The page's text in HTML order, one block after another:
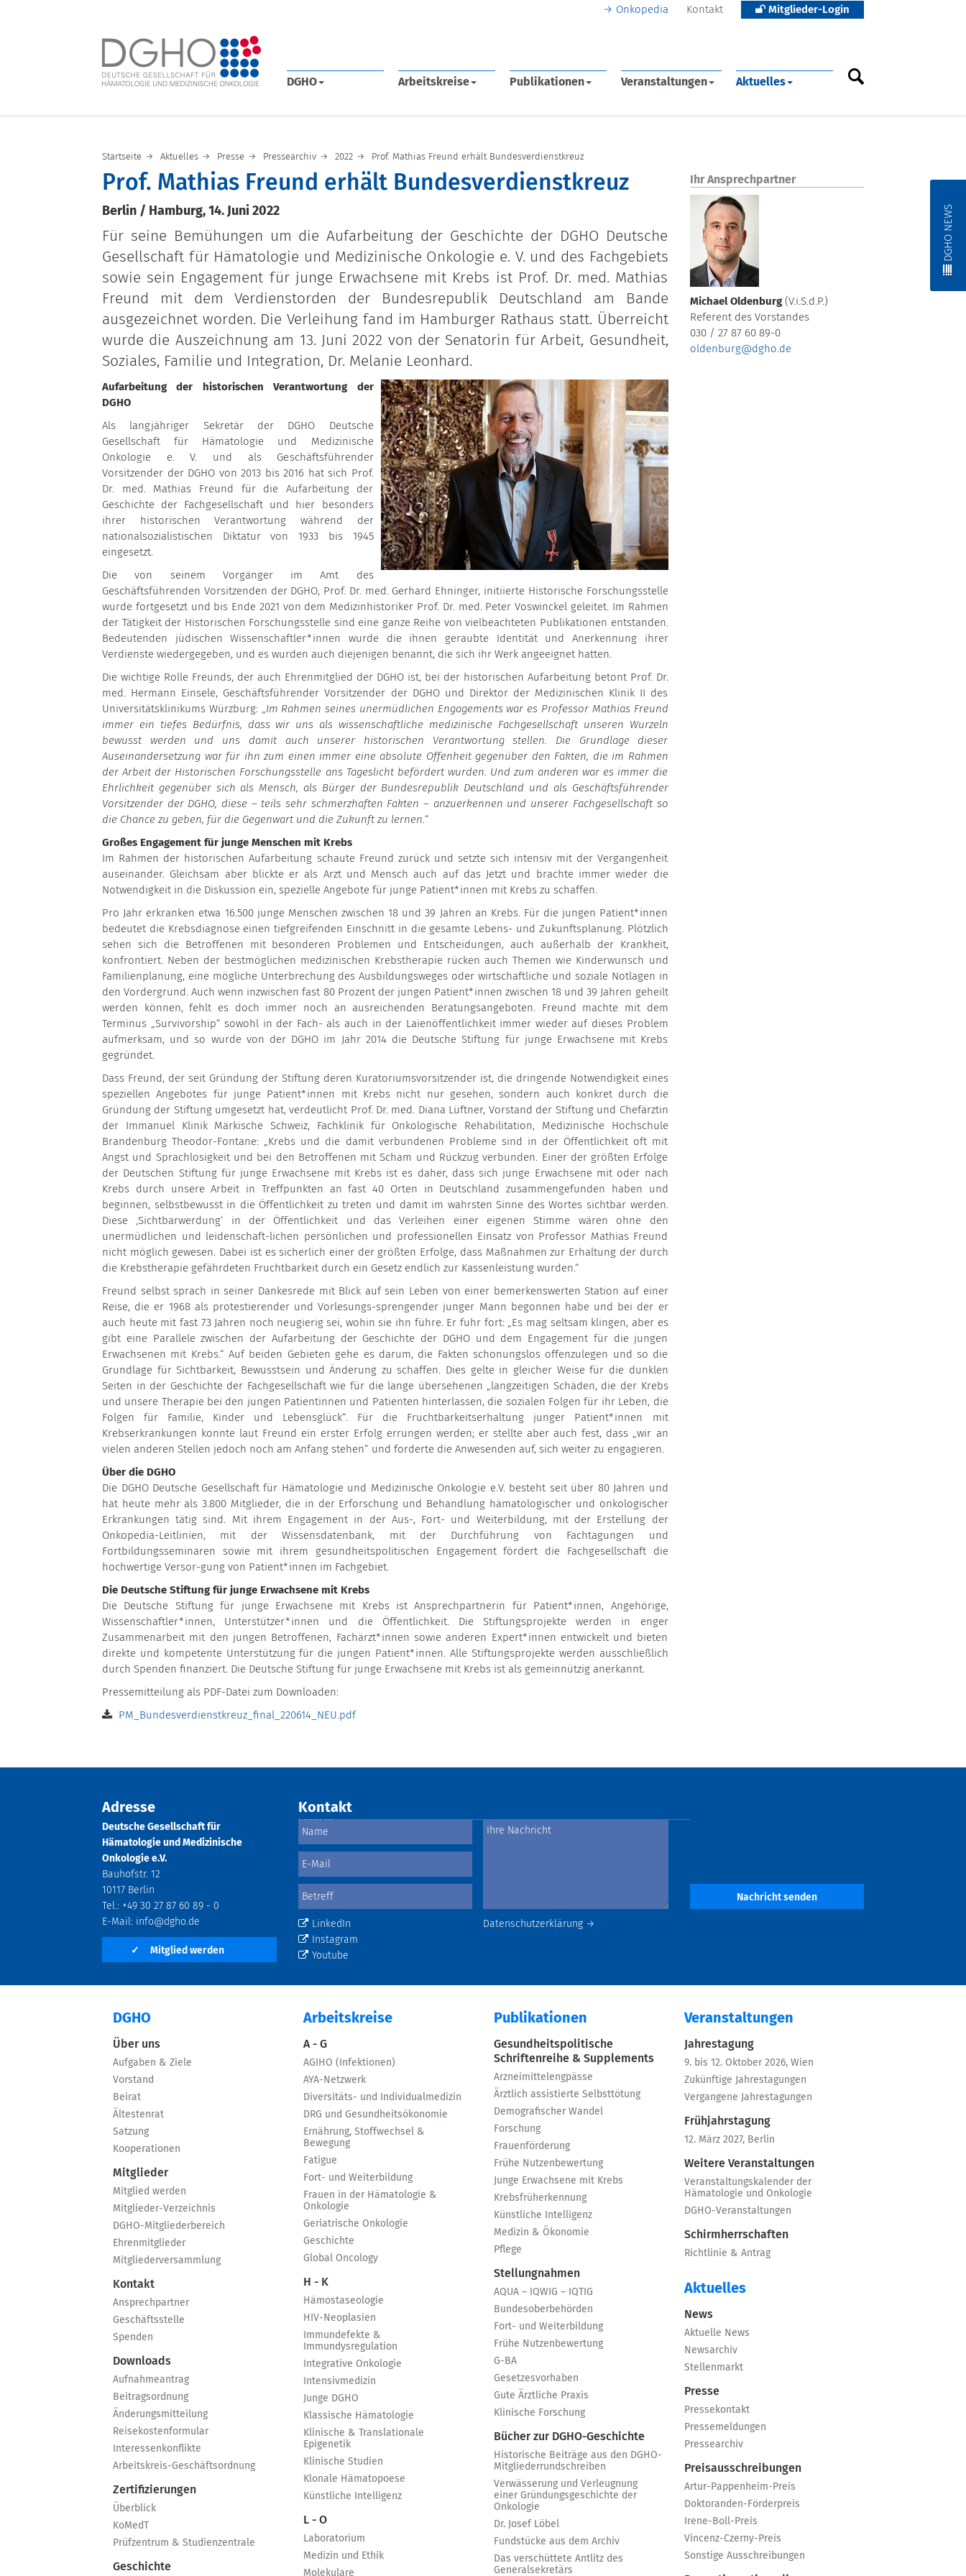
Onkopedia Kontakt Mitglieder-Login
DGHO Arbeitskreise Publikationen Veranstaltungen Aktuelles
DGHO NEWS
Startseite Aktuelles Presse Pressearchiv 2022 Prof. Mathias Freund erhält Bundesverdienstkreuz
Prof. Mathias Freund erhält Bundesverdienstkreuz
Berlin / Hamburg, 14. Juni 2022
Für seine Bemühungen um die Aufarbeitung der Geschichte der DGHO Deutsche
Gesellschaft für Hämatologie und Medizinische Onkologie e. V. und des Fachgebiets
sowie sein Engagement für junge Erwachsene mit Krebs ist Prof. Dr. med. Mathias
Freund mit dem Verdienstorden der Bundesrepublik Deutschland am Bande
ausgezeichnet worden. Die Verleihung fand im Hamburger Rathaus statt. Überreicht
wurde die Auszeichnung am 13. Juni 2022 von der Senatorin für Arbeit, Gesundheit,
Soziales, Familie und Integration, Dr. Melanie Leonhard.
Aufarbeitung der historischen Verantwortung der
DGHO
Als langjähriger Sekretär der DGHO Deutsche
Gesellschaft für Hämatologie und Medizinische
Onkologie e. V. und als Geschäftsführender
Vorsitzender der DGHO von 2013 bis 2016 hat sich Prof.
Dr. med. Mathias Freund für die Aufarbeitung der
Geschichte der Fachgesellschaft und hier besonders
ihrer historischen Verantwortung während der
nationalsozialistischen Diktatur von 1933 bis 1945
eingesetzt.
Die von seinem Vorgänger im Amt des
Geschäftsführenden Vorsitzenden der DGHO, Prof. Dr. med. Gerhard Ehninger, initiierte Historische Forschungsstelle
wurde fortgesetzt und bis Ende 2021 von dem Medizinhistoriker Prof. Dr. med. Peter Voswinckel geleitet. Im Rahmen
der Tätigkeit der Historischen Forschungsstelle sind eine ganze Reihe von vielbeachteten Publikationen entstanden.
Bedeutenden jüdischen Wissenschaftler*innen wurde die ihnen geraubte Identität und Anerkennung ihrer
Verdienste wiedergegeben, und es wurden auch diejenigen benannt, die sich ihr Werk angeeignet hatten.
Die wichtige Rolle Freunds, der auch Ehrenmitglied der DGHO ist, bei der historischen Aufarbeitung betont Prof. Dr.
med. Hermann Einsele, Geschäftsführender Vorsitzender der DGHO und Direktor der Medizinischen Klinik II des
Universitätsklinikums Würzburg: „Im Rahmen seines unermüdlichen Engagements war es Professor Mathias Freund
immer ein tiefes Bedürfnis, dass wir uns als wissenschaftliche medizinische Fachgesellschaft unseren Wurzeln
bewusst werden und uns damit auch unserer historischen Verantwortung stellen. Die Grundlage dieser
Auseinandersetzung war für ihn zum einen immer eine absolute Offenheit gegenüber den Fakten, die im Rahmen
der Arbeit der Historischen Forschungsstelle ans Tageslicht befördert wurden. Und zum anderen war es immer die
Ehrlichkeit gegenüber sich als Mensch, als Bürger der Bundesrepublik Deutschland und als Geschäftsführender
Vorsitzender der DGHO, diese – teils sehr schmerzhaften Fakten – anzuerkennen und unserer Fachgesellschaft so
die Chance zu geben, für die Gegenwart und die Zukunft zu lernen.“
Großes Engagement für junge Menschen mit Krebs
Im Rahmen der historischen Aufarbeitung schaute Freund zurück und setzte sich intensiv mit der Vergangenheit
auseinander. Gleichsam aber blickte er als Arzt und Mensch auch auf das Jetzt und brachte immer wieder die
Notwendigkeit in die Diskussion ein, spezielle Angebote für junge Patient*innen mit Krebs zu schaffen.
Pro Jahr erkranken etwa 16.500 junge Menschen zwischen 18 und 39 Jahren an Krebs. Für die jungen Patient*innen
bedeutet die Krebsdiagnose einen tiefgreifenden Einschnitt in die gesamte Lebens- und Zukunftsplanung. Plötzlich
sehen sich die Betroffenen mit besonderen Problemen und Entscheidungen, auch außerhalb der Krankheit,
konfrontiert. Neben der bestmöglichen medizinischen Krebstherapie rücken auch Themen wie Kinderwunsch und
Familienplanung, eine mögliche Unterbrechung des Ausbildungsweges oder wirtschaftliche und soziale Notlagen in
den Vordergrund. Auch wenn inzwischen fast 80 Prozent der jungen Patient*innen zwischen 18 und 39 Jahren geheilt
werden können, fehlt es doch immer noch an ausreichenden Beratungsangeboten. Freund machte mit dem
Terminus „Survivorship“ sowohl in der Fach- als auch in der Laienöffentlichkeit immer wieder auf dieses Problem
aufmerksam, und so wurde von der DGHO im Jahr 2014 die Deutsche Stiftung für junge Erwachsene mit Krebs
gegründet.
Dass Freund, der seit Gründung der Stiftung deren Kuratoriumsvorsitzender ist, die dringende Notwendigkeit eines
speziellen Angebotes für junge Patient*innen mit Krebs nicht nur gesehen, sondern auch konkret durch die
Gründung der Stiftung umgesetzt hat, verdeutlicht Prof. Dr. med. Diana Lüftner, Vorstand der Stiftung und Chefärztin
der Immanuel Klinik Märkische Schweiz, Fachklinik für Onkologische Rehabilitation, Medizinische Hochschule
Brandenburg Theodor-Fontane: „Krebs und die damit verbundenen Probleme sind in der Öffentlichkeit oft mit
Angst und Sprachlosigkeit und bei den Betroffenen mit Scham und Rückzug verbunden. Einer der größten Erfolge
der Deutschen Stiftung für junge Erwachsene mit Krebs ist es daher, dass sich junge Erwachsene mit oder nach
Krebs durch unsere Arbeit in Treffpunkten an fast 40 Orten in Deutschland zusammengefunden haben und
beginnen, selbstbewusst in die Öffentlichkeit zu treten und damit im wahrsten Sinne des Wortes sichtbar werden.
Diese ‚Sichtbarwerdung‘ in der Öffentlichkeit und das Verleihen einer eigenen Stimme wären ohne den
unermüdlichen und leidenschaft-lichen persönlichen und professionellen Einsatz von Professor Mathias Freund
nicht möglich gewesen. Dabei ist es sicherlich einer der größten Erfolge, dass Maßnahmen zur Erhaltung der durch
die Krebstherapie gefährdeten Fruchtbarkeit durch ein Gesetz endlich zur Kassenleistung wurden.“
Freund selbst sprach in seiner Dankesrede mit Blick auf sein Leben von einer bemerkenswerten Station auf einer
Reise, die er 1968 als protestierender und Vorlesungs-sprengender junger Mann begonnen habe und bei der er
auch heute mit fast 73 Jahren noch neugierig sei, wohin sie ihn führe. Er fuhr fort: „Es mag seltsam klingen, aber es
gibt eine Parallele zwischen der Aufarbeitung der Geschichte der DGHO und dem Engagement für die jungen
Erwachsenen mit Krebs.“ Auf beiden Gebieten gehe es darum, die Fakten schonungslos offenzulegen und so die
Grundlage für Sichtbarkeit, Bewusstsein und Änderung zu schaffen. Dies gelte in gleicher Weise für die dunklen
Seiten in der Geschichte der Fachgesellschaft wie für die lange übersehenen „langzeitigen Schäden, die der Krebs
und unsere Therapie bei den jungen Patientinnen und Patienten hinterlassen, die sozialen Folgen für ihr Leben, die
Folgen für Familie, Kinder und Lebensglück“. Für die Fruchtbarkeitserhaltung junger Patient*innen mit
Krebserkrankungen konnte laut Freund ein erster Erfolg errungen werden; er stellte aber auch fest, dass „wir an
vielen anderen Stellen jedoch noch am Anfang stehen“ und forderte die Anwesenden auf, sich weiter zu engagieren.
Über die DGHO
Die DGHO Deutsche Gesellschaft für Hämatologie und Medizinische Onkologie e.V. besteht seit über 80 Jahren und
hat heute mehr als 3.800 Mitglieder, die in der Erforschung und Behandlung hämatologischer und onkologischer
Erkrankungen tätig sind. Mit ihrem Engagement in der Aus-, Fort- und Weiterbildung, mit der Erstellung der
Onkopedia-Leitlinien, mit der Wissensdatenbank, mit der Durchführung von Fachtagungen und
Fortbildungsseminaren sowie mit ihrem gesundheitspolitischen Engagement fördert die Fachgesellschaft die
hochwertige Versor-gung von Patient*innen im Fachgebiet.
Die Deutsche Stiftung für junge Erwachsene mit Krebs
Die Deutsche Stiftung für junge Erwachsene mit Krebs ist Ansprechpartnerin für Patient*innen, Angehörige,
Wissenschaftler*innen, Unterstützer*innen und die Öffentlichkeit. Die Stiftungsprojekte werden in enger
Zusammenarbeit mit den jungen Betroffenen, Fachärzt*innen sowie anderen Expert*innen entwickelt und bieten
direkte und kompetente Unterstützung für die jungen Patient*innen. Alle Stiftungsprojekte werden ausschließlich
durch Spenden finanziert. Die Deutsche Stiftung für junge Erwachsene mit Krebs ist als gemeinnützig anerkannt.
Pressemitteilung als PDF-Datei zum Downloaden:
PM_Bundesverdienstkreuz_final_220614_NEU.pdf
Ihr Ansprechpartner
Michael Oldenburg (V.i.S.d.P.)
Referent des Vorstandes
030 / 27 87 60 89-0
oldenburg@dgho.de
Adresse
Deutsche Gesellschaft für
Hämatologie und Medizinische
Onkologie e.V.
Bauhofstr. 12
10117 Berlin
Tel.: +49 30 27 87 60 89 - 0
E-Mail: info@dgho.de
✓ Mitglied werden
Kontakt
Datenschutzerklärung →
LinkedIn
Instagram
Youtube
Nachricht senden
DGHO
Über uns
Aufgaben & Ziele
Vorstand
Beirat
Ältestenrat
Satzung
Kooperationen
Mitglieder
Mitglied werden
Mitglieder-Verzeichnis
DGHO-Mitgliederbereich
Ehrenmitglieder
Mitgliederversammlung
Kontakt
Ansprechpartner
Geschäftsstelle
Spenden
Downloads
Aufnahmeantrag
Beitragsordnung
Änderungsmitteilung
Reisekostenformular
Interessenkonflikte
Arbeitskreis-Geschäftsordnung
Zertifizierungen
Überblick
KoMedT
Prüfzentrum & Studienzentrale
Geschichte
Arbeitskreise
A - G
AGIHO (Infektionen)
AYA-Netzwerk
Diversitäts- und Individualmedizin
DRG und Gesundheitsökonomie
Ernährung, Stoffwechsel &
Bewegung
Fatigue
Fort- und Weiterbildung
Frauen in der Hämatologie &
Onkologie
Geriatrische Onkologie
Geschichte
Global Oncology
H - K
Hämostaseologie
HIV-Neoplasien
Immundefekte &
Immundysregulation
Integrative Onkologie
Intensivmedizin
Junge DGHO
Klassische Hämatologie
Klinische & Translationale
Epigenetik
Klinische Studien
Klonale Hämatopoese
Künstliche Intelligenz
L - O
Laboratorium
Medizin und Ethik
Molekulare
Publikationen
Gesundheitspolitische
Schriftenreihe & Supplements
Arzneimittelengpässe
Ärztlich assistierte Selbsttötung
Demografischer Wandel
Forschung
Frauenförderung
Frühe Nutzenbewertung
Junge Erwachsene mit Krebs
Krebsfrüherkennung
Künstliche Intelligenz
Medizin & Ökonomie
Pflege
Stellungnahmen
AQUA – IQWIG – IQTIG
Bundesoberbehörden
Fort- und Weiterbildung
Frühe Nutzenbewertung
G-BA
Gesetzesvorhaben
Gute Ärztliche Praxis
Klinische Forschung
Bücher zur DGHO-Geschichte
Historische Beiträge aus den DGHO-
Mitgliederrundschreiben
Verwässerung und Verleugnung
einer Gründungsgeschichte der
Onkologie
Dr. Josef Löbel
Fundstücke aus dem Archiv
Das verschüttete Antlitz des
Generalsekretärs
Veranstaltungen
Jahrestagung
9. bis 12. Oktober 2026, Wien
Zukünftige Jahrestagungen
Vergangene Jahrestagungen
Frühjahrstagung
12. März 2027, Berlin
Weitere Veranstaltungen
Veranstaltungskalender der
Hämatologie und Onkologie
DGHO-Veranstaltungen
Schirmherrschaften
Richtlinie & Antrag
Aktuelles
News
Aktuelle News
Newsarchiv
Stellenmarkt
Presse
Pressekontakt
Pressemeldungen
Pressearchiv
Preisausschreibungen
Artur-Pappenheim-Preis
Doktoranden-Förderpreis
Irene-Boll-Preis
Vincenz-Czerny-Preis
Sonstige Ausschreibungen